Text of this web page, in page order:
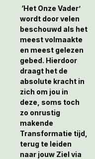
‘Het Onze Vader’
wordt door velen
beschouwd als het
meest volmaakte
en meest gelezen
gebed. Hierdoor
draagt het de
absolute kracht in
zich om jou in
deze, soms toch
zo onrustig
makende
Transformatie tijd,
terug te leiden
naar jouw Ziel via